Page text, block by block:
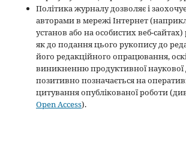
Політика журналу дозволяє і
авторами в мережі Інтернет
установ або на особистих веб-
як до подання цього рукопису до
його редакційного опрацювання,
виникненню продуктивної наукової
позитивно позначається на
цитування опублікованої роботи
Open Access).